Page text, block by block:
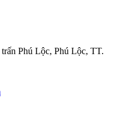
Phú Lộc, Phú Lộc, TT.